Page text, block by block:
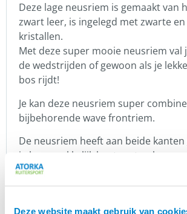
Deze website maakt gebruik van
Deze lage neusriem is gemaakt van
zwart leer, is ingelegd met zwarte
kristallen.
Met deze super mooie neusriem val
de wedstrijden of gewoon als je
bos rijdt!
Je kan deze neusriem super
bijbehorende wave frontriem.
De neusriem heeft aan beide
je hem makkelijk kunt vastmaken aan
onderdelen van de
bijvoorbeeld het flexibele kopstuk.
Je kunt de neusriem het best